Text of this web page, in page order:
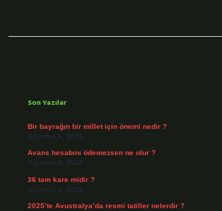
Son Yazılar
Bir bayrağın bir millet için önemi nedir ?
Ağustos 6, 2026
Avans hesabını ödemezsen ne olur ?
Ağustos 4, 2026
36 tam kare midir ?
Ağustos 3, 2026
2025’te Avustralya’da resmi tatiller nelerdir ?